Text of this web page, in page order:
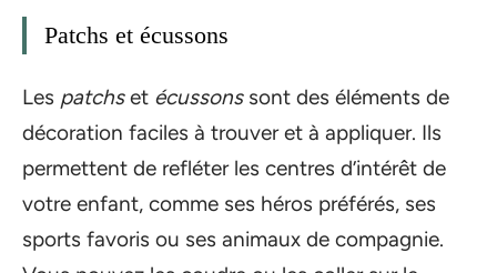
Patchs et écussons
Les patchset écussonssont des éléments de
décoration faciles à trouver et à appliquer. Ils
permettent de refléter les centres d’intérêt de
votre enfant, comme ses héros préférés, ses
sports favoris ou ses animaux de compagnie.